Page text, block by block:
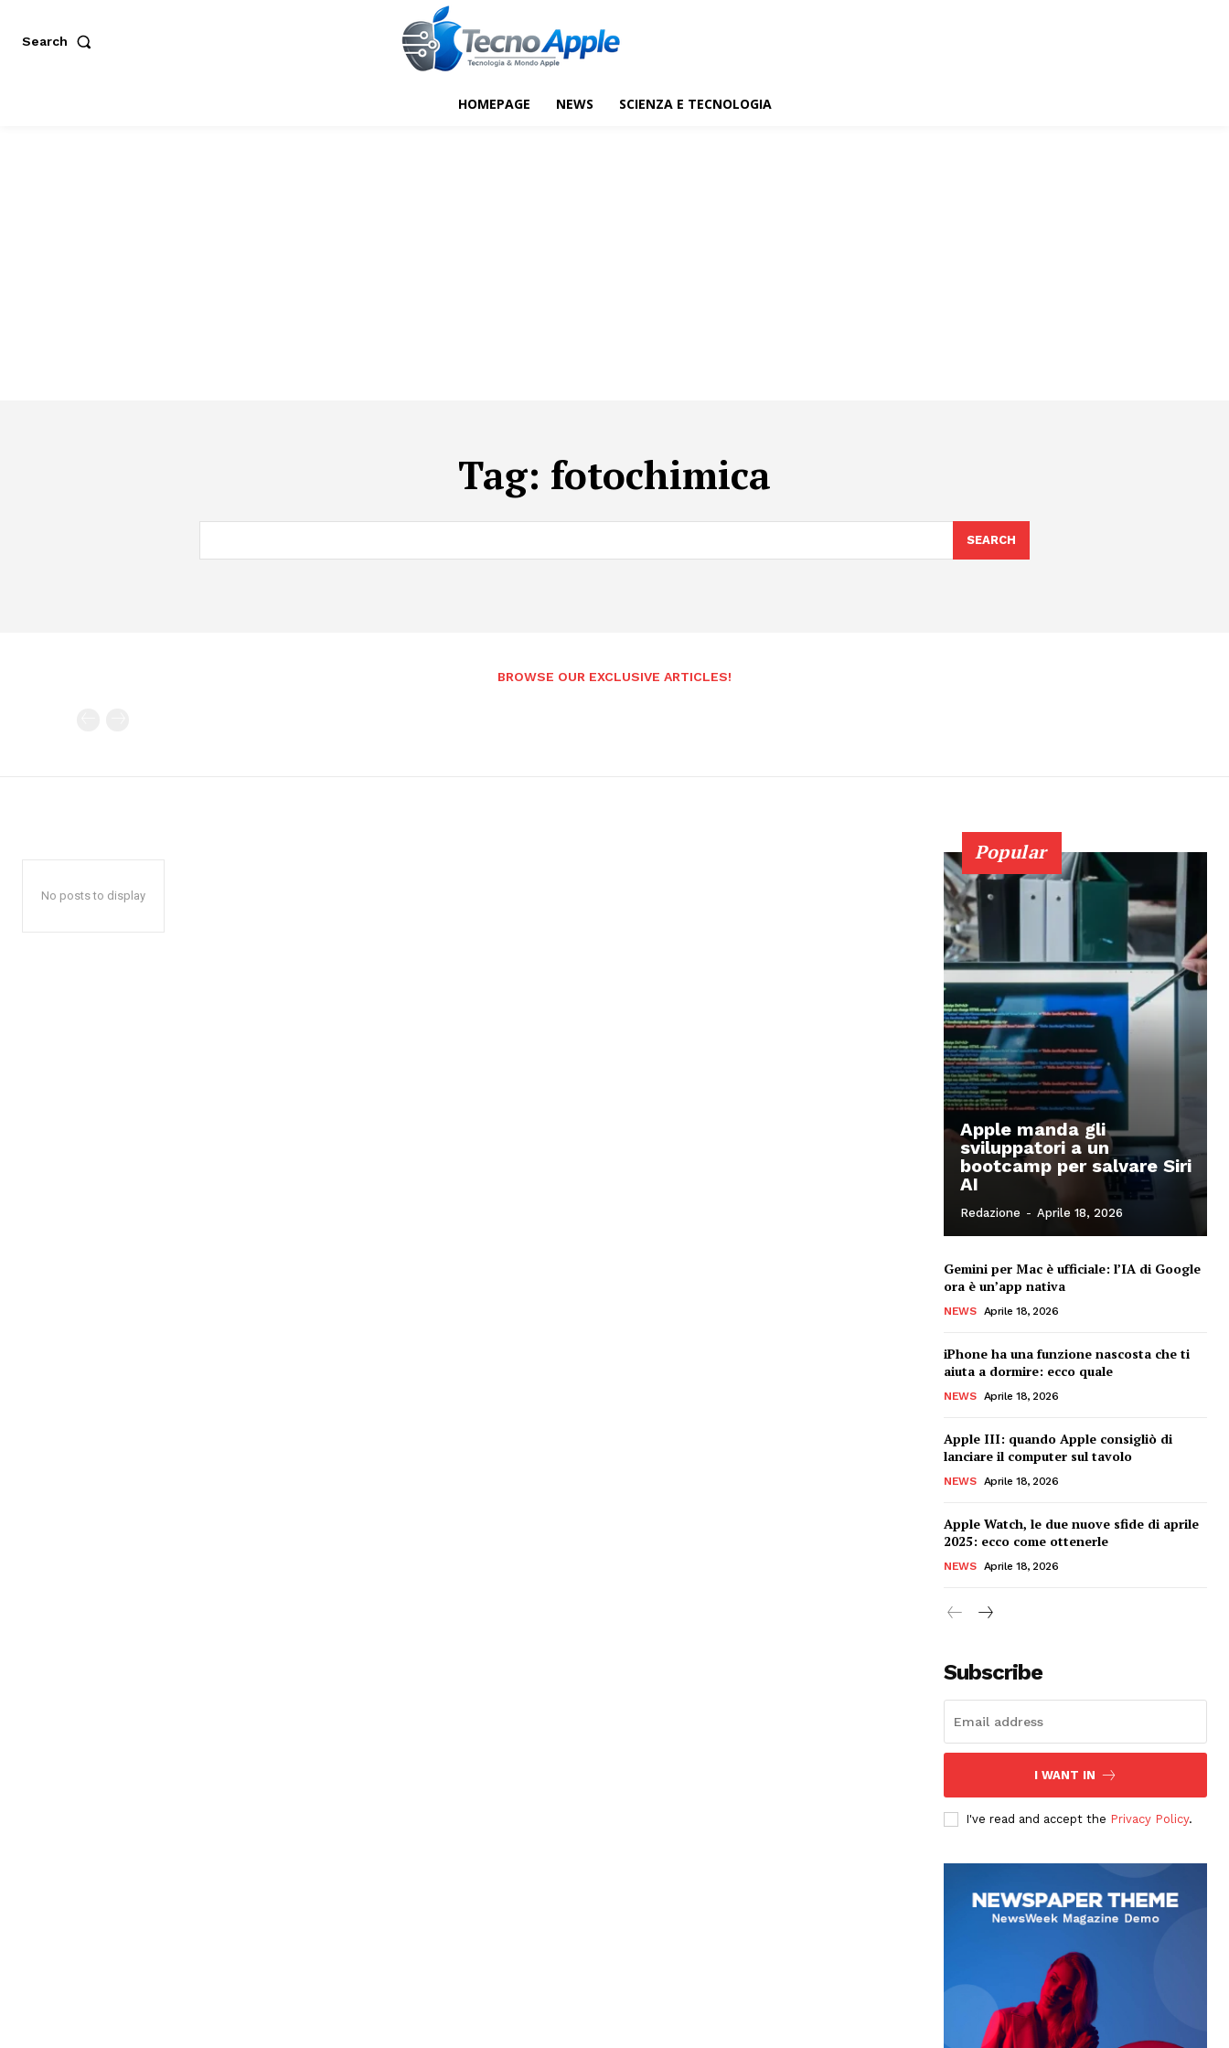
Search
HOMEPAGE NEWS SCIENZA E TECNOLOGIA
Tag: fotochimica
SEARCH
BROWSE OUR EXCLUSIVE ARTICLES!
No posts to display
Popular
Apple manda gli
sviluppatori a un
bootcamp per salvare Siri
AI
Redazione - Aprile 18, 2026
Gemini per Mac è ufficiale: l’IA di Google
ora è un’app nativa
NEWS Aprile 18, 2026
iPhone ha una funzione nascosta che ti
aiuta a dormire: ecco quale
NEWS Aprile 18, 2026
Apple III: quando Apple consigliò di
lanciare il computer sul tavolo
NEWS Aprile 18, 2026
Apple Watch, le due nuove sfide di aprile
2025: ecco come ottenerle
NEWS Aprile 18, 2026
Subscribe
I WANT IN
I've read and accept the Privacy Policy.